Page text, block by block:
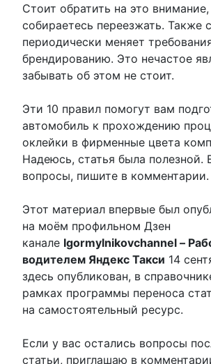
Стоит обратить на это
собираетесь переезжать. Также
периодически меняет
брендированию. Это нечастое
забывать об этом не стоит.
Эти 10 правил помогут вам
автомобиль к прохождению
оклейки в фирменные цвета
Надеюсь, статья была полезной.
вопросы, пишите в комментарии.
Этот материал впервые был
на моём профильном Дзен
канале Igormylnikovchannel –
водителем Яндекс Такси 14
здесь опубликован, в
рамках программы переноса
на самостоятельный ресурс.
Если у вас остались вопросы
статьи, приглашаю в